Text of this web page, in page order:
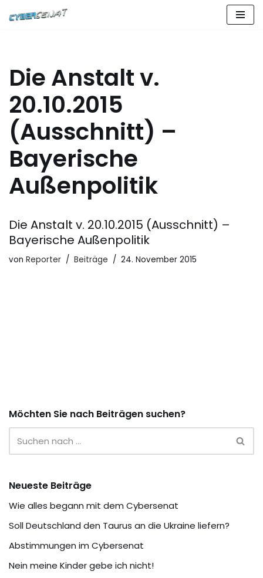
Die Anstalt v.
20.10.2015
(Ausschnitt) –
Bayerische
Außenpolitik
Die Anstalt v. 20.10.2015 (Ausschnitt) –
Bayerische Außenpolitik
von Reporter Beiträge 24. November 2015
Möchten Sie nach Beiträgen suchen?
Neueste Beiträge
Wie alles begann mit dem Cybersenat
Soll Deutschland den Taurus an die Ukraine liefern?
Abstimmungen im Cybersenat
Nein meine Kinder gebe ich nicht!